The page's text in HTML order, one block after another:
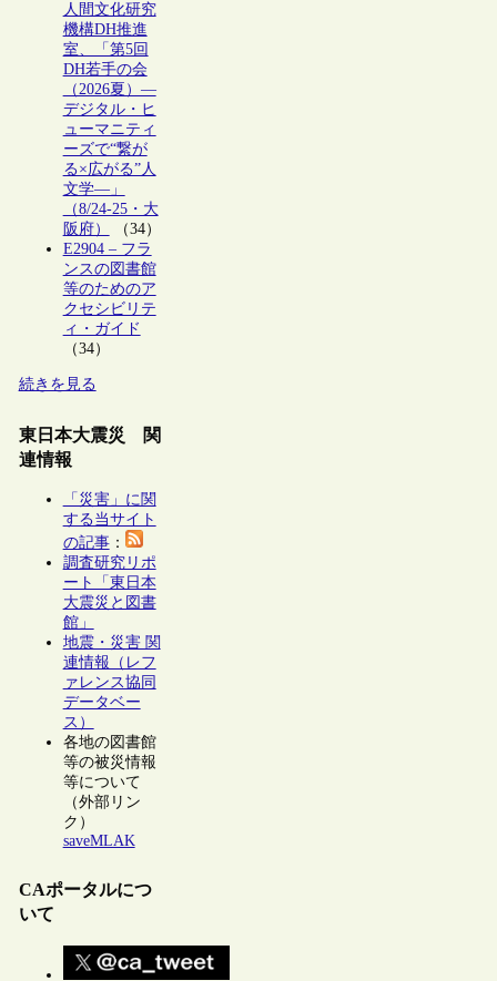
人間文化研究
機構DH推進
室、「第5回
DH若手の会
（2026夏）―
デジタル・ヒ
ューマニティ
ーズで“繋が
る×広がる”人
文学―」
（8/24-25・大
阪府）
（34）
E2904 – フラ
ンスの図書館
等のためのア
クセシビリテ
ィ・ガイド
（34）
続きを見る
東日本大震災 関
連情報
「災害」に関
する当サイト
の記事：
調査研究リポ
ート「東日本
大震災と図書
館」
地震・災害 関
連情報（レフ
ァレンス協同
データベー
ス）
各地の図書館
等の被災情報
等について
（外部リン
ク）
saveMLAK
CAポータルにつ
いて